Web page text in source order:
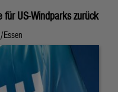
für US-Windparks zurück